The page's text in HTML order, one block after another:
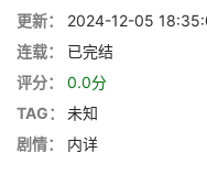
更新：
2024-12-05
连载：
已完结
评分：
0.0分
TAG：
未知
剧情：
内详